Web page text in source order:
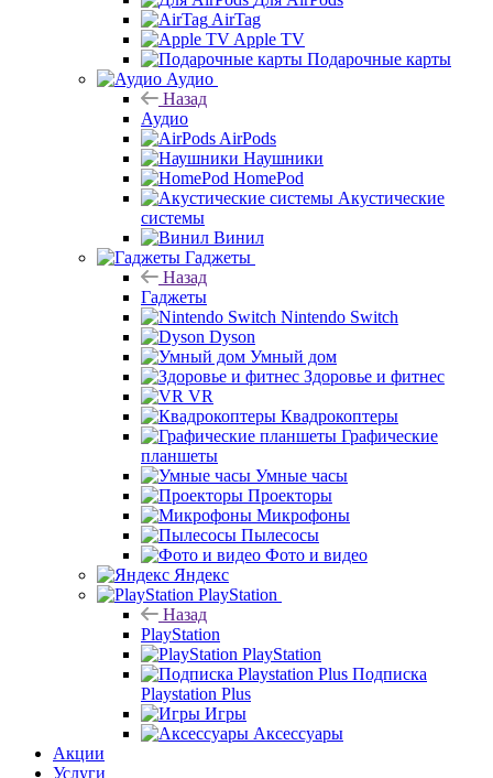
AirTag
Apple TV
Подарочные карты
Аудио
Назад
Аудио
AirPods
Наушники
HomePod
Акустические
системы
Винил
Гаджеты
Назад
Гаджеты
Nintendo Switch
Dyson
Умный дом
Здоровье и фитнес
VR
Квадрокоптеры
Графические
планшеты
Умные часы
Проекторы
Микрофоны
Пылесосы
Фото и видео
Яндекс
PlayStation
Назад
PlayStation
PlayStation
Подписка
Playstation Plus
Игры
Аксессуары
Акции
Услуги